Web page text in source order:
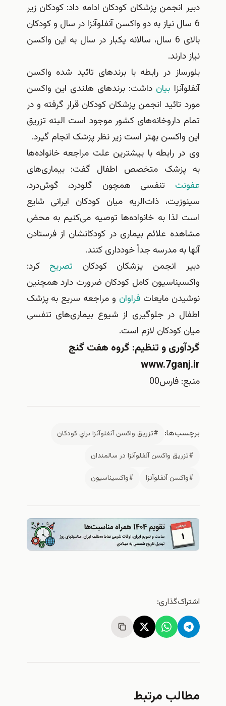
دبیر انجمن پزشکان کودکان ادامه داد: کودکان زیر
6 سال نیاز به دو واکسن آنفلوآنزا در سال و کودکان
بالای 6 سال، سالانه یکبار در سال به این واکسن
نیاز دارند.
بلورساز در رابطه با برندهای تائید شده واکسن
آنفلوآنزا بیان داشت: برندهای هلندی این واکسن
مورد تائید انجمن پزشکان کودکان قرار گرفته و در
تمام داروخانه‌های کشور موجود است البته تزریق
این واکسن بهتر است زیر نظر پزشک انجام گیرد.
وی در رابطه با بیشترین علت مراجعه خانواده‌ها
به پزشک متخصص اطفال گفت: بیماری‌های
عفونتتنفسی همچون گلودرد، گوش‌درد،
سینوزیت، ذات‌الریه میان کودکان ایرانی شایع
است لذا به خانواده‌ها توصیه می‌کنیم به محض
مشاهده علائم بیماری در کودکانشان از فرستادن
آنها به مدرسه جداً‌ خودداری کنند.
دبیر انجمن پزشکان کودکان
تصریح
کرد:
واکسیناسیون کامل کودکان ضرورت دارد همچنین
نوشیدن مایعات فراوانو مراجعه سریع به پزشک
اطفال در جلوگیری از شیوع بیماری‌های تنفسی
میان کودکان لازم است.
گردآوری و تنظیم: گروه هفت گنج
www.7ganj.ir
منبع: فارس00
برچسب‌ها:
#تزريق واکسن آنفلوآنزا براي كودكان
#تزريق واکسن آنفلوآنزا در سالمندان
#واکسن آنفلوآنزا
#واکسیناسیون
اشتراک‌گذاری:
مطالب مرتبط